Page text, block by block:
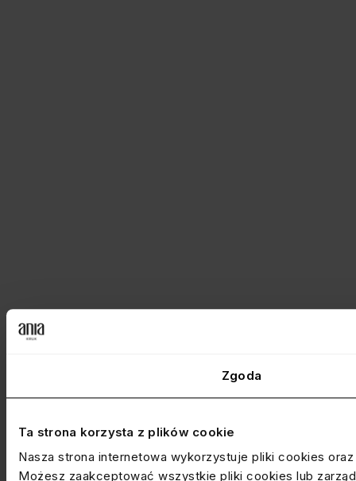
Zgoda
Ta strona korzysta z plików cookie
Nasza strona internetowa wykorzystuje pliki cookies
Możesz zaakceptować wszystkie pliki cookies lub